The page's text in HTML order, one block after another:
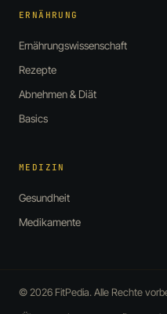
ERNÄHRUNG
Ernährungswissenschaft
Rezepte
Abnehmen & Diät
Basics
MEDIZIN
Gesundheit
Medikamente
© 2026 FitPedia. Alle Rechte